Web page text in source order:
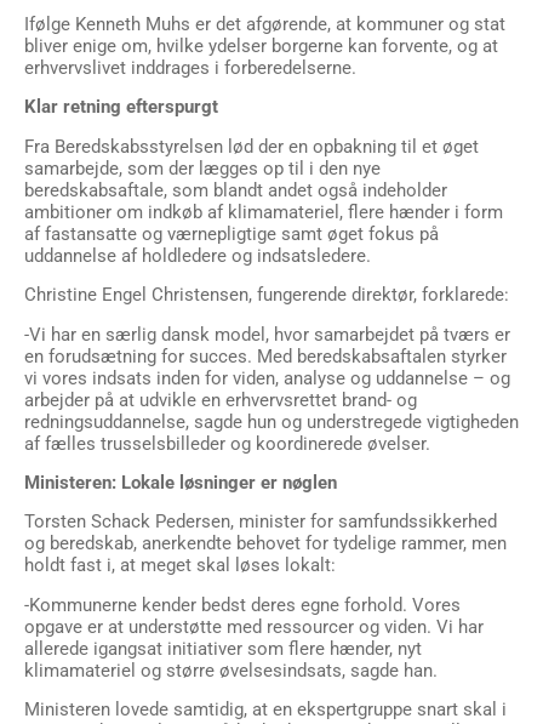
Ifølge Kenneth Muhs er det afgørende, at kommuner og stat
bliver enige om, hvilke ydelser borgerne kan forvente, og at
erhvervslivet inddrages i forberedelserne.
Klar retning efterspurgt
Fra Beredskabsstyrelsen lød der en opbakning til et øget
samarbejde, som der lægges op til i den nye
beredskabsaftale, som blandt andet også indeholder
ambitioner om indkøb af klimamateriel, flere hænder i form
af fastansatte og værnepligtige samt øget fokus på
uddannelse af holdledere og indsatsledere.
Christine Engel Christensen, fungerende direktør, forklarede:
-Vi har en særlig dansk model, hvor samarbejdet på tværs er
en forudsætning for succes. Med beredskabsaftalen styrker
vi vores indsats inden for viden, analyse og uddannelse – og
arbejder på at udvikle en erhvervsrettet brand- og
redningsuddannelse, sagde hun og understregede vigtigheden
af fælles trusselsbilleder og koordinerede øvelser.
Ministeren: Lokale løsninger er nøglen
Torsten Schack Pedersen, minister for samfundssikkerhed
og beredskab, anerkendte behovet for tydelige rammer, men
holdt fast i, at meget skal løses lokalt:
-Kommunerne kender bedst deres egne forhold. Vores
opgave er at understøtte med ressourcer og viden. Vi har
allerede igangsat initiativer som flere hænder, nyt
klimamateriel og større øvelsesindsats, sagde han.
Ministeren lovede samtidig, at en ekspertgruppe snart skal i